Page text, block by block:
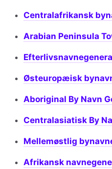
Centralafrikansk
Arabian Peninsula
Østeuropæisk
Aboriginal By Navn
Centralasiatisk By
Mellemøstlig
Afrikansk